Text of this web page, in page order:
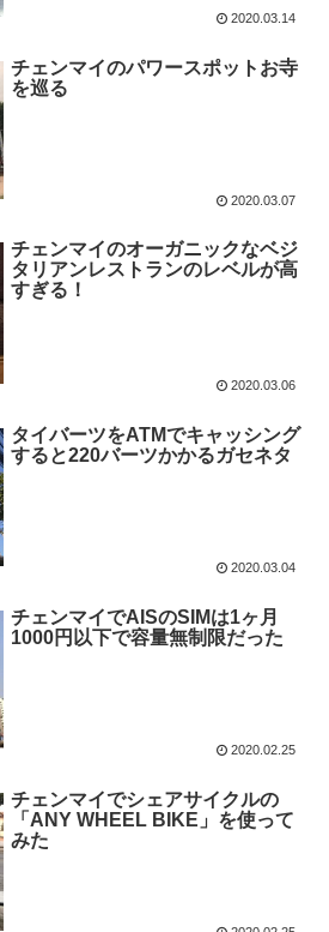
2020.03.14
チェンマイのパワースポットお寺
を巡る
2020.03.07
チェンマイのオーガニックなベジ
タリアンレストランのレベルが高
すぎる！
2020.03.06
タイバーツをATMでキャッシング
すると220バーツかかるガセネタ
2020.03.04
チェンマイでAISのSIMは1ヶ月
1000円以下で容量無制限だった
2020.02.25
チェンマイでシェアサイクルの
「ANY WHEEL BIKE」を使って
みた